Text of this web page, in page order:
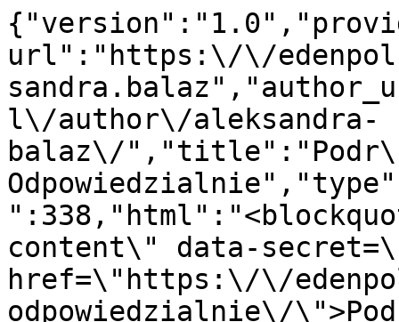
url":"https:\/\/
l\/author\/aleksandra-
balaz\/
content\" data-
href=\"https:\/\/
odpowiedzialnie\/